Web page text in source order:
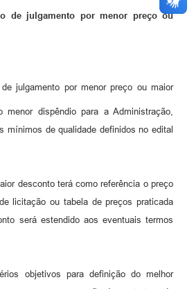
de julgamento por menor preço ou
julgamento por menor preço ou maior
menor dispêndio para a Administração,
mínimos de qualidade definidos no edital
desconto terá como referência o preço
licitação ou tabela de preços praticada
será estendido aos eventuais termos
objetivos para definição do melhor